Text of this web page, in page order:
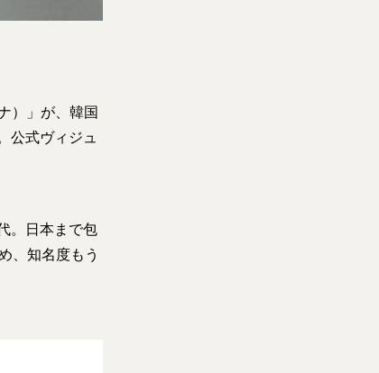
）」が、韓国
公式ヴィジュ
。日本まで包
、知名度もう